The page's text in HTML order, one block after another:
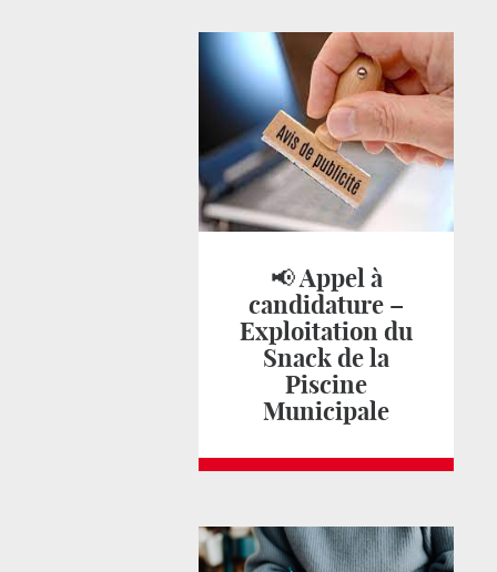
📢 Appel à
candidature –
Exploitation du
Snack de la
Piscine
Municipale